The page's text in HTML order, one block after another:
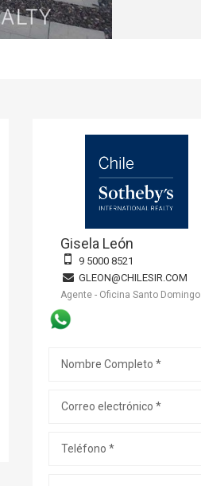
Gisela León
9 5000 8521
GLEON@CHILESIR.COM
Agente - Oficina Santo Domingo